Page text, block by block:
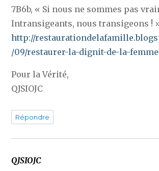
7B6b, « Si nous ne sommes pas
Intransigeants, nous transigeons !
http://
/09/restaurer-la-dignit-de-la-
Pour la Vérité,
QJSIOJC
Répondre
QJSIOJCdit :